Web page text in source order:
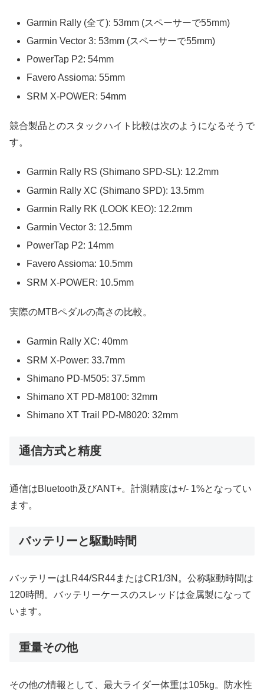
Garmin Rally (全て): 53mm (スペーサーで55mm)
Garmin Vector 3: 53mm (スペーサーで55mm)
PowerTap P2: 54mm
Favero Assioma: 55mm
SRM X-POWER: 54mm
競合製品とのスタックハイト比較は次のようになるそうで
す。
Garmin Rally RS (Shimano SPD-SL): 12.2mm
Garmin Rally XC (Shimano SPD): 13.5mm
Garmin Rally RK (LOOK KEO): 12.2mm
Garmin Vector 3: 12.5mm
PowerTap P2: 14mm
Favero Assioma: 10.5mm
SRM X-POWER: 10.5mm
実際のMTBペダルの高さの比較。
Garmin Rally XC: 40mm
SRM X-Power: 33.7mm
Shimano PD-M505: 37.5mm
Shimano XT PD-M8100: 32mm
Shimano XT Trail PD-M8020: 32mm
通信方式と精度
通信はBluetooth及びANT+。計測精度は+/- 1%となってい
ます。
バッテリーと駆動時間
バッテリーはLR44/SR44またはCR1/3N。公称駆動時間は
120時間。バッテリーケースのスレッドは金属製になって
います。
重量その他
その他の情報として、最大ライダー体重は105kg。防水性